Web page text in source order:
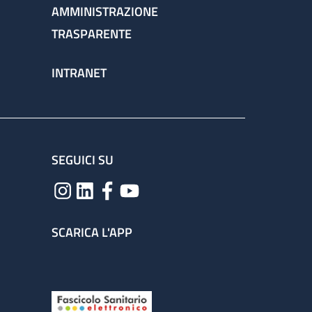
AMMINISTRAZIONE
TRASPARENTE
INTRANET
SEGUICI SU
SCARICA L'APP